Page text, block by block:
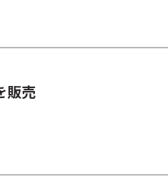
販売